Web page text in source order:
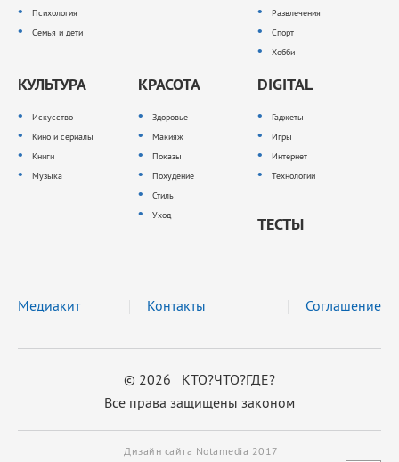
Психология
Семья и дети
Развлечения
Спорт
Хобби
КУЛЬТУРА
Искусство
Кино и сериалы
Книги
Музыка
КРАСОТА
Здоровье
Макияж
Показы
Похудение
Стиль
Уход
DIGITAL
Гаджеты
Игры
Интернет
Технологии
ТЕСТЫ
© 2026 КТО?ЧТО?ГДЕ?
Все права защищены законом
Медиакит Контакты Соглашение
Дизайн сайта Notamedia 2017